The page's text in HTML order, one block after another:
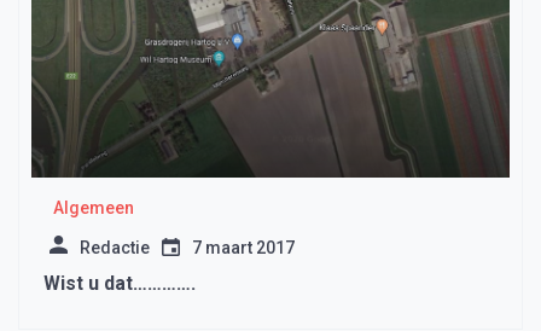
Algemeen
Redactie 7 maart 2017
Wist u dat………….